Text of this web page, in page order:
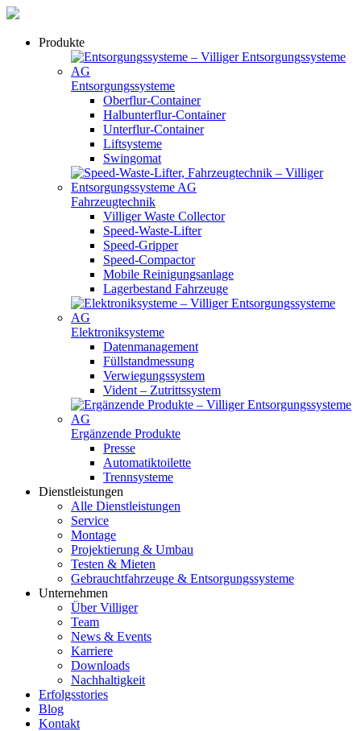
Produkte
Entsorgungssysteme
Oberflur-Container
Halbunterflur-Container
Unterflur-Container
Liftsysteme
Swingomat
Fahrzeugtechnik
Villiger Waste Collector
Speed-Waste-Lifter
Speed-Gripper
Speed-Compactor
Mobile Reinigungsanlage
Lagerbestand Fahrzeuge
Elektroniksysteme
Datenmanagement
Füllstandmessung
Verwiegungssystem
Vident – Zutrittssystem
Ergänzende Produkte
Presse
Automatiktoilette
Trennsysteme
Dienstleistungen
Alle Dienstleistungen
Service
Montage
Projektierung & Umbau
Testen & Mieten
Gebrauchtfahrzeuge & Entsorgungs­systeme
Unternehmen
Über Villiger
Team
News & Events
Karriere
Downloads
Nachhaltigkeit
Erfolgsstories
Blog
Kontakt